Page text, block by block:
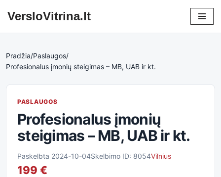
VersloVitrina.lt
Pradžia/Paslaugos/
Profesionalus įmonių steigimas – MB, UAB ir kt.
PASLAUGOS
Profesionalus įmonių
steigimas – MB, UAB ir kt.
Paskelbta 2024-10-04Skelbimo ID: 8054Vilnius
199 €